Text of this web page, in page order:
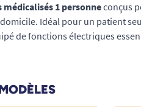
médicalisés 1 personneconçus
Idéal pour un patient
de fonctions électriques